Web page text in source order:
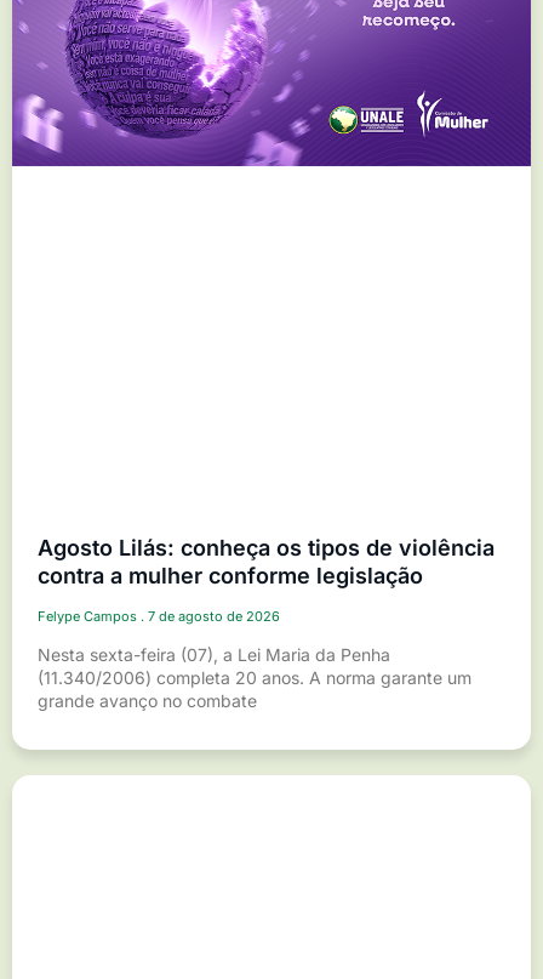
Agosto Lilás: conheça os tipos de violência
contra a mulher conforme legislação
Felype Campos 7 de agosto de 2026
Nesta sexta-feira (07), a Lei Maria da Penha
(11.340/2006) completa 20 anos. A norma garante um
grande avanço no combate